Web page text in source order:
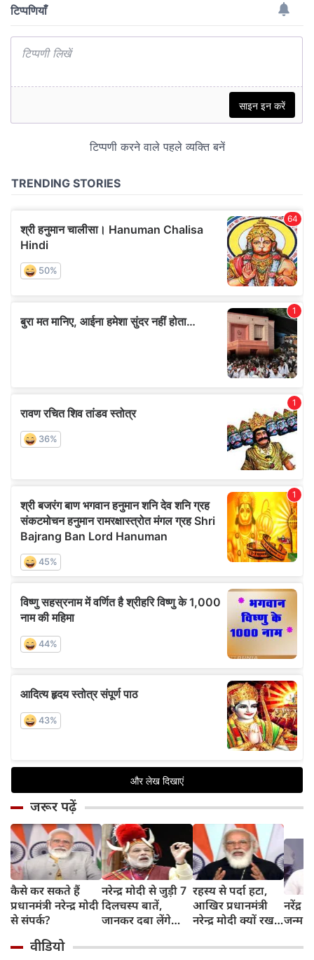
जरूर पढ़ें
कैसे कर सकते हैं
प्रधानमंत्री नरेन्द्र मोदी
से संपर्क?
नरेन्द्र मोदी से जुड़ी 7
दिलचस्प बातें,
जानकर दबा लेंगे
रहस्य से पर्दा हटा,
आखिर प्रधानमंत्री
नरेन्द्र मोदी क्यों रखते
नरेंद्र
जन्म
वीडियो